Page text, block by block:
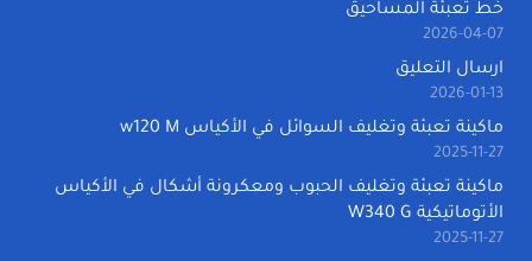
خط تعبئة المساحيق
2026-04-07
ارسال التعليق
2026-01-13
ماكينة تعبئة وتغليف السوائل في الأكياس w120 M
2025-11-27
ماكينة تعبئة وتغليف الحبوب ومعكرونة أشكال في الأكياس
الأتوماتيكية W340 G
2025-11-27